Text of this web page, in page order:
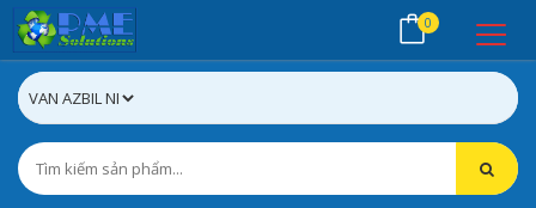
0